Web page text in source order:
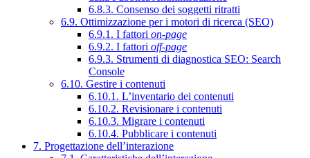
6.8.3. Consenso dei soggetti ritratti
6.9. Ottimizzazione per i motori di ricerca (SEO)
6.9.1. I fattori on-page
6.9.2. I fattori off-page
6.9.3. Strumenti di diagnostica SEO: Search
Console
6.10. Gestire i contenuti
6.10.1. L’inventario dei contenuti
6.10.2. Revisionare i contenuti
6.10.3. Migrare i contenuti
6.10.4. Pubblicare i contenuti
7. Progettazione dell’interazione